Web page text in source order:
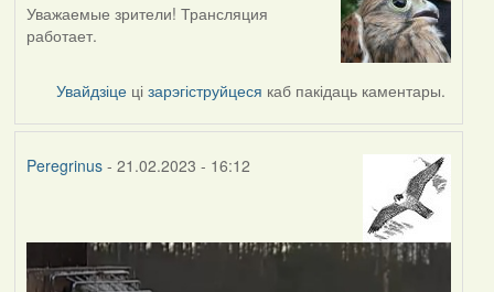
Уважаемые зрители! Трансляция
работает.
Увайдзіце цізарэгіструйцеся каб пакідаць каментары.
Peregrinus- 21.02.2023 - 16:12